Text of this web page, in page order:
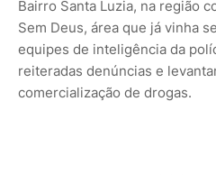
Bairro Santa Luzia, na região
Sem Deus, área que já vinha
equipes de inteligência da
reiteradas denúncias e
comercialização de drogas.